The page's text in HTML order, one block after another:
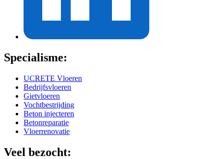
Specialisme:
UCRETE Vloeren
Bedrijfsvloeren
Gietvloeren
Vochtbestrijding
Beton injecteren
Betonreparatie
Vloerrenovatie
Veel bezocht: